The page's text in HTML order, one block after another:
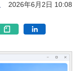
2026年6月2日 10:08